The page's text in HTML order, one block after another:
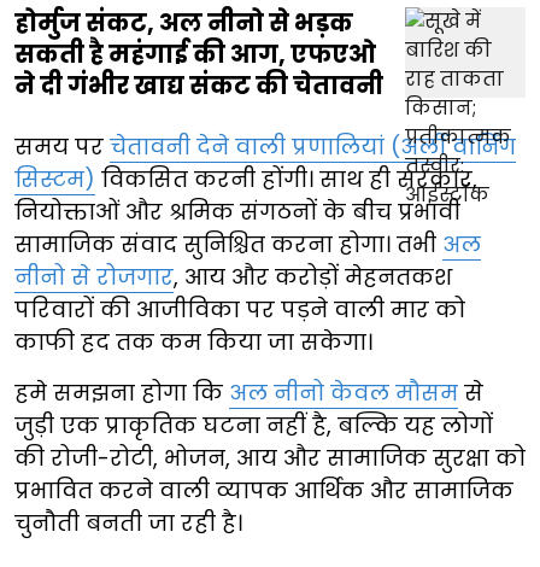
होर्मुज संकट, अल नीनो से भड़क
सकती है महंगाई की आग, एफएओ
ने दी गंभीर खाद्य संकट की चेतावनी
समय पर चेतावनी देने वाली प्रणालियां (अर्ली वार्निंग
सिस्टम) विकसित करनी होंगी। साथ ही सरकार,
नियोक्ताओं और श्रमिक संगठनों के बीच प्रभावी
सामाजिक संवाद सुनिश्चित करना होगा। तभी अल
नीनो से रोजगार, आय और करोड़ों मेहनतकश
परिवारों की आजीविका पर पड़ने वाली मार को
काफी हद तक कम किया जा सकेगा।
हमे समझना होगा कि अल नीनो केवल मौसम से
जुड़ी एक प्राकृतिक घटना नहीं है, बल्कि यह लोगों
की रोजी-रोटी, भोजन, आय और सामाजिक सुरक्षा को
प्रभावित करने वाली व्यापक आर्थिक और सामाजिक
चुनौती बनती जा रही है।